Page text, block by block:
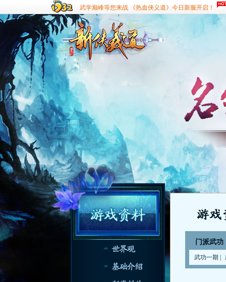
武学巅峰等您来战 《热血侠义道》今日新服开启！
门派武功
武功一期